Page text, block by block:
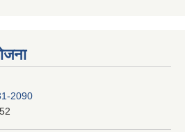
2090